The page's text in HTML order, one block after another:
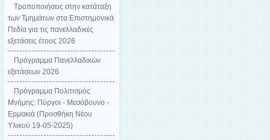
Tροποποιήσεις στην κατάταξη
των Τμημάτων στα Επιστημονικά
Πεδία για τις πανελλαδικές
εξετάσεις έτους 2026
Πρόγραμμα Πανελλαδικών
εξετάσεων 2026
Πρόγραμμα Πολιτισμός
Μνήμης: Πύργοι - Μεσόβουνο -
Ερμακιά (Προσθήκη Νέου
Υλικού 19-05-2025)